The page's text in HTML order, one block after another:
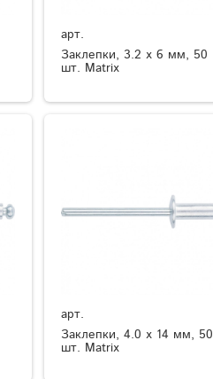
арт.
Заклепки, 3.2 х 6 мм, 50
шт. Matrix
арт.
Заклепки, 4.0 х 14 мм, 50
шт. Matrix